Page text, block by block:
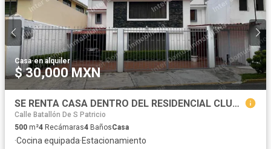
Casa·en alquiler
$ 30,000 MXN
SE RENTA CASA DENTRO DEL RESIDENCIAL CLUB DE GOLF SAN CARLOS, METEPEC. 4 recámaras c/u con baño, se aceptan mascotas.
Calle Batallón De S Patricio
500 m²4 Recámaras4 BañosCasa
·Cocina equipada·Estacionamiento